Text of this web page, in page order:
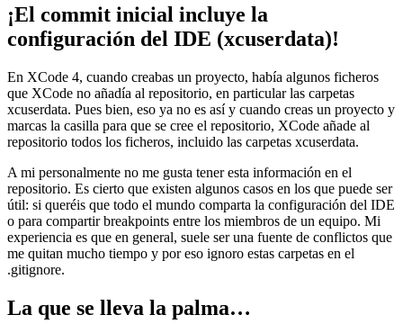
¡El commit inicial incluye la
configuración del IDE (xcuserdata)!
En XCode 4, cuando creabas un proyecto, había algunos ficheros
que XCode no añadía al repositorio, en particular las carpetas
xcuserdata. Pues bien, eso ya no es así y cuando creas un proyecto y
marcas la casilla para que se cree el repositorio, XCode añade al
repositorio todos los ficheros, incluido las carpetas xcuserdata.
A mi personalmente no me gusta tener esta información en el
repositorio. Es cierto que existen algunos casos en los que puede ser
útil: si queréis que todo el mundo comparta la configuración del IDE
o para compartir breakpoints entre los miembros de un equipo. Mi
experiencia es que en general, suele ser una fuente de conflictos que
me quitan mucho tiempo y por eso ignoro estas carpetas en el
.gitignore.
La que se lleva la palma…